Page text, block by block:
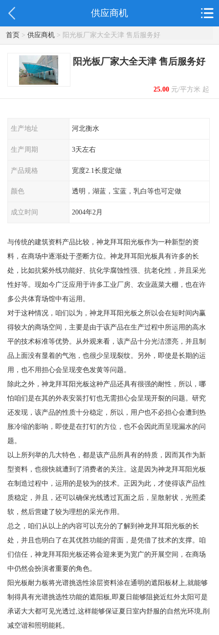
供应商机
首页> 供应商机> 阳光板厂家大全天津 售后服务好
阳光板厂家大全天津 售后服务好
25.00元/平方米 起
生产地址 河北衡水
生产周期 3天左右
产品规格 宽度2.1长度定做
颜色 透明，湖蓝，宝蓝，乳白等也可定做
成立时间 2004年2月
与传统的建筑资料产品比较，神龙拜耳阳光板作为一种新型的资
料，在商场中逐渐处于垄断方位。神龙拜耳阳光板具有许多的长
处，比如抗紫外线功能好、抗化学腐蚀性强、抗老化性，并且采光
性好等。现如今广泛应用于许多工业厂房、农业蔬菜大棚，也在许
多公共体育场馆中有运用。
对于这种情况，咱们以为，神龙拜耳阳光板之所以会在短时间内赢
得较大的商场空间，主要是由于该产品在生产过程中所运用的高水
平的技术标准等优势。从外观来看，该产品十分光洁漂亮，并且制
品上面没有显着的气泡，也很少呈现裂纹。另外，即使是长期的运
用，也不用担心会呈现变色发黄等问题。
除此之外，神龙拜耳阳光板这种产品还具有很强的耐性，所以，哪
怕咱们是在其的外表安装打钉也无需担心会呈现开裂的问题。研究
还发现，该产品的性质十分稳定，所以，用户也不必担心会遭到热
胀冷缩的影响，即使是在打钉的方位，也不会因此而呈现漏水的问
题。
以上所列举的几大特色，都是该产品所具有的特质，因而其作为新
型资料，也很快就遭到了消费者的关注。这是因为神龙拜耳阳光板
在制造过程中，运用的是较为的技术。正因为此，才使得该产品性
质稳定，并且，还可以确保光线透过瓦面之后，呈散射状，光照柔
软，然后营建了较为理想的采光作用。
总之，咱们从以上的内容可以充分的了解到神龙拜耳阳光板的长
处，并且也明白了在其优胜功能的背面，是凭借了技术的支撑。咱
们信任，神龙拜耳阳光板还将会迎来更为宽广的开展空间，在商场
中仍然会扮演者重要的角色。
阳光板耐力板将光谱挑选性涂层资料涂在通明的遮阳板材上,就能够
制得具有光谱挑选性功能的遮阳板,即夏日能够阻挠近红外太阳可是
承诺大大都可见光透过,这样能够保证夏日室内舒服的自然光环境,削
减空谐和照明能耗。